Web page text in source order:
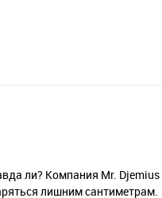
ли? Компания Mr.
лишним сантиметрам.